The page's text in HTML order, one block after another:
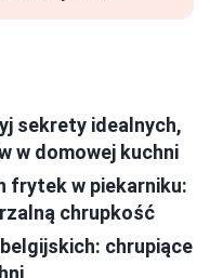
sekrety idealnych,
w domowej kuchni
frytek w piekarniku:
chrupkość
chrupiące